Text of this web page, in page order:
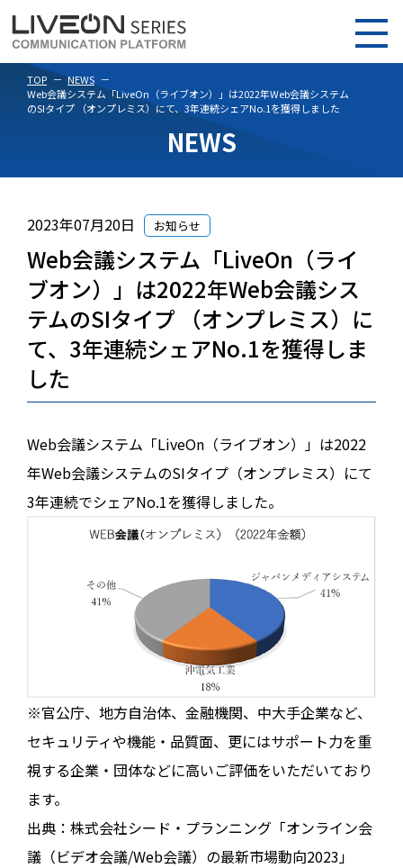
TOP
NEWS
Web会議システム「LiveOn（ライブオン）」は2022年Web会議システム
のSIタイプ （オンプレミス）にて、3年連続シェアNo.1を獲得しました
NEWS
2023年07月20日 お知らせ
Web会議システム「LiveOn（ライ
ブオン）」は2022年Web会議シス
テムのSIタイプ （オンプレミス）に
て、3年連続シェアNo.1を獲得しま
した
Web会議システム「LiveOn（ライブオン）」は2022
年Web会議システムのSIタイプ（オンプレミス）にて
3年連続でシェアNo.1を獲得しました。
※官公庁、地方自治体、金融機関、中大手企業など、
セキュリティや機能・品質面、更にはサポート力を重
視する企業・団体などに高いご評価をいただいており
ます。
出典：株式会社シード・プランニング「オンライン会
議（ビデオ会議/Web会議）の最新市場動向2023」